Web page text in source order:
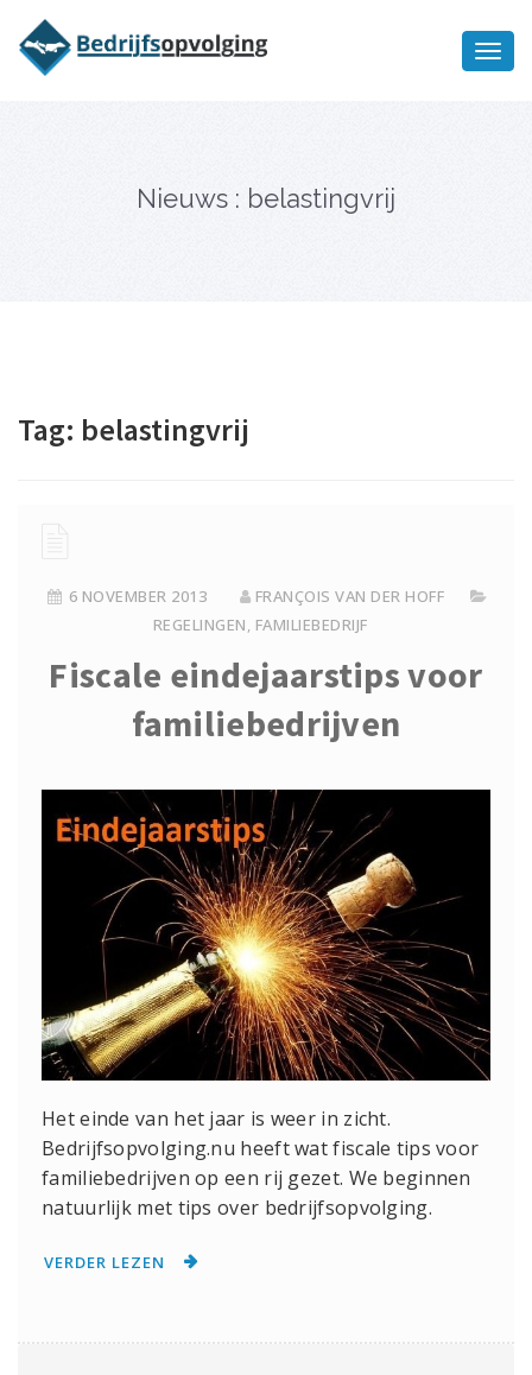
Nieuws : belastingvrij
Tag: belastingvrij
6 NOVEMBER 2013
FRANÇOIS VAN DER HOFF
REGELINGEN, FAMILIEBEDRIJF
Fiscale eindejaarstips voor
familiebedrijven
Het einde van het jaar is weer in zicht.
Bedrijfsopvolging.nu heeft wat fiscale tips voor
familiebedrijven op een rij gezet. We beginnen
natuurlijk met tips over bedrijfsopvolging.
VERDER LEZEN
bedrijfsopvolging voor fiscaal
juridisch advies
Ik wil meer informatie